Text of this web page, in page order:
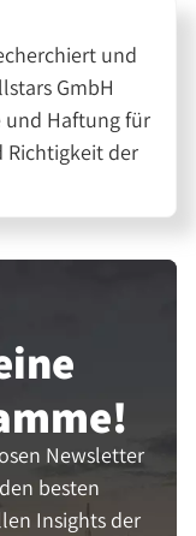
und
GmbH
und Haftung für
der
Newsletter
besten
Insights der